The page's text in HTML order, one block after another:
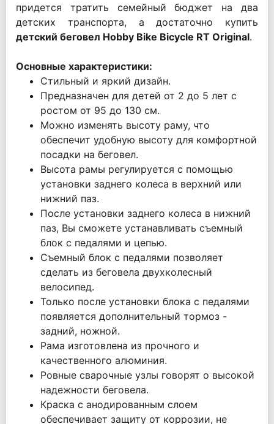
придется тратить семейный бюджет на два
детских транспорта, а достаточно купить
детский беговел Hobby Bike Bicycle RT Original.
Основные характеристики:
Стильный и яркий дизайн.
Предназначен для детей от 2 до 5 лет с
ростом от 95 до 130 см.
Можно изменять высоту раму, что
обеспечит удобную высоту для комфортной
посадки на беговел.
Высота рамы регулируется с помощью
установки заднего колеса в верхний или
нижний паз.
После установки заднего колеса в нижний
паз, Вы сможете устанавливать съемный
блок с педалями и цепью.
Съемный блок с педалями позволяет
сделать из беговела двухколесный
велосипед.
Только после установки блока с педалями
появляется дополнительный тормоз -
задний, ножной.
Рама изготовлена из прочного и
качественного алюминия.
Ровные сварочные узлы говорят о высокой
надежности беговела.
Краска с анодированным слоем
обеспечивает защиту от коррозии, не